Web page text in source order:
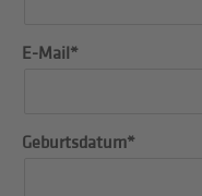
E-Mail*
Geburtsdatum*